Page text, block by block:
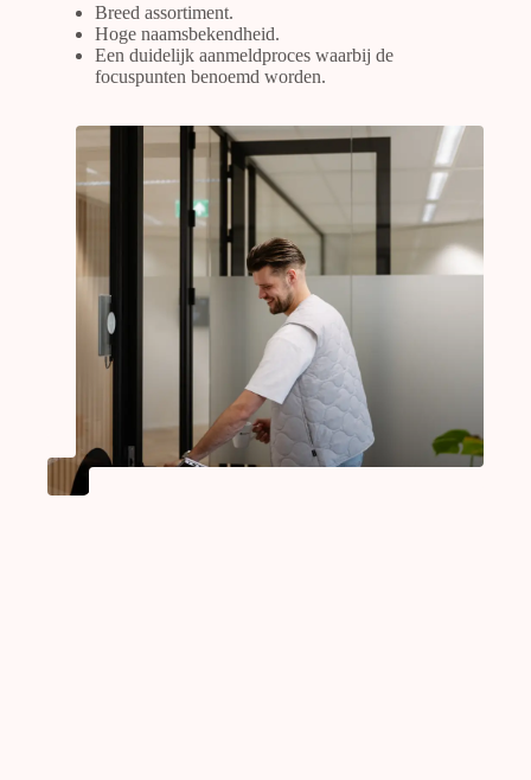
Breed assortiment.
Hoge naamsbekendheid.
Een duidelijk aanmeldproces waarbij de
focuspunten benoemd worden.